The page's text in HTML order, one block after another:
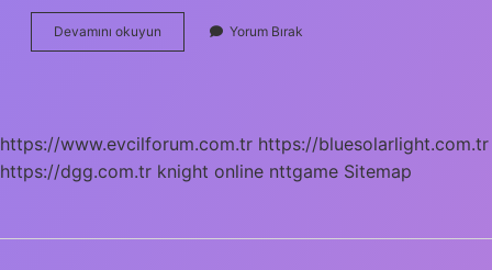
Devamını okuyun
Şehriye
Yorum Bırak
https://www.evcilforum.com.tr https://bluesolarlight.com.tr
https://dgg.com.tr knight online nttgame Sitemap